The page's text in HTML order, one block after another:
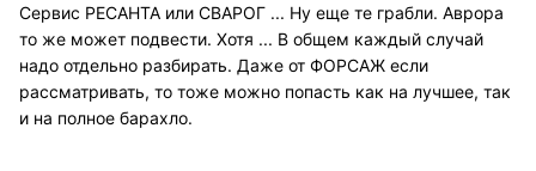
Сервис РЕСАНТА или СВАРОГ ... Ну еще те грабли. Аврора
то же может подвести. Хотя ... В общем каждый случай
надо отдельно разбирать. Даже от ФОРСАЖ если
рассматривать, то тоже можно попасть как на лучшее, так
и на полное барахло.